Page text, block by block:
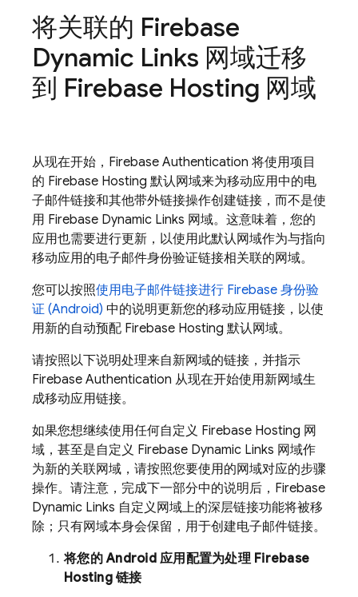
将关联的 Firebase
Dynamic Links 网域迁移
到 Firebase Hosting 网域
从现在开始， Firebase Authentication 将使用项目
的 Firebase Hosting 默认网域来为移动应用中的电
子邮件链接和其他带外链接操作创建链接，而不是使
用 Firebase Dynamic Links 网域。这意味着，您的
应用也需要进行更新，以使用此默认网域作为与指向
移动应用的电子邮件身份验证链接相关联的网域。
您可以按照使用电子邮件链接进行 Firebase 身份验
证 (Android) 中的说明更新您的移动应用链接，以使
用新的自动预配 Firebase Hosting 默认网域。
请按照以下说明处理来自新网域的链接，并指示
Firebase Authentication 从现在开始使用新网域生
成移动应用链接。
如果您想继续使用任何自定义 Firebase Hosting 网
域，甚至是自定义 Firebase Dynamic Links 网域作
为新的关联网域，请按照您要使用的网域对应的步骤
操作。请注意，完成下一部分中的说明后， Firebase
Dynamic Links 自定义网域上的深层链接功能将被移
除；只有网域本身会保留，用于创建电子邮件链接。
将您的 Android 应用配置为处理 Firebase
Hosting链接